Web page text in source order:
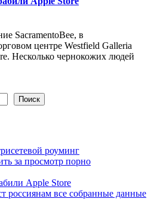
SacramentoBee, в
центре Westfield Galleria
Несколько чернокожих людей
Поиск
роуминг
за просмотр порно
Apple Store
россиянам все собранные данные